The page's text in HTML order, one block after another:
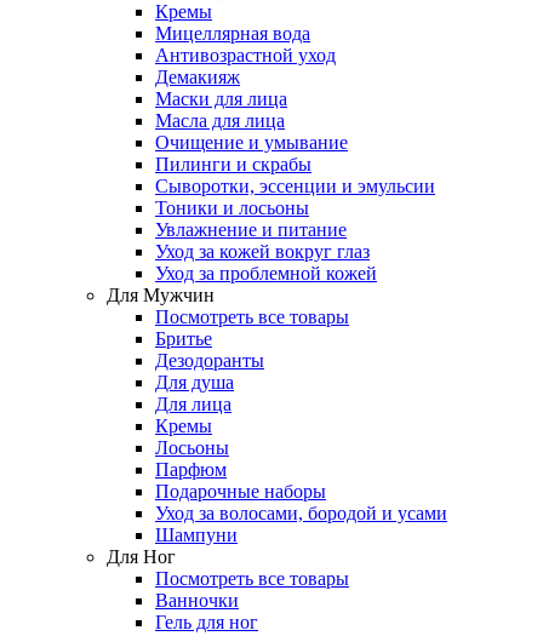
Кремы
Мицеллярная вода
Антивозрастной уход
Демакияж
Маски для лица
Масла для лица
Очищение и умывание
Пилинги и скрабы
Сыворотки, эссенции и эмульсии
Тоники и лосьоны
Увлажнение и питание
Уход за кожей вокруг глаз
Уход за проблемной кожей
Для Мужчин
Посмотреть все товары
Бритье
Дезодоранты
Для душа
Для лица
Кремы
Лосьоны
Парфюм
Подарочные наборы
Уход за волосами, бородой и усами
Шампуни
Для Ног
Посмотреть все товары
Ванночки
Гель для ног